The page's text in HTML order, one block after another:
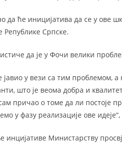
да ће иницијатива да се у ове
Републике Српске.
да је у Фочи велики
у вези са тим проблемом, а
што је веома добра и
причао о томе да ли постоје
у фазу реализације ове
инцијативе Министарству